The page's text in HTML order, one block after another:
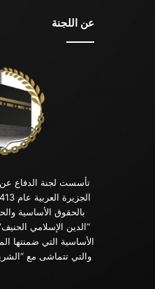
عن اللجنة
تأسست لجنة الدفاع
بالحقوق الأساسية
“الدين الإسلامي
الأساسية التي ضمنتها
والتي تتماشى مع